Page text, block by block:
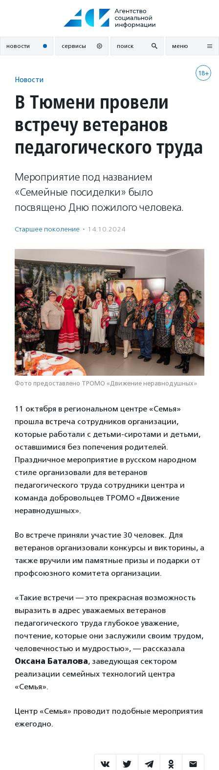
новости сервисы поиск меню
18+
Новости
В Тюмени провели
встречу ветеранов
педагогического труда
Мероприятие под названием
«Семейные посиделки» было
посвящено Дню пожилого человека.
Старшее поколение · 14.10.2024
Фото предоставлено ТРОМО «Движение неравнодушных»
11 октября в региональном центре «Семья»
прошла встреча сотрудников организации,
которые работали с детьми-сиротами и детьми,
оставшимися без попечения родителей.
Праздничное мероприятие в русском народном
стиле организовали для ветеранов
педагогического труда сотрудники центра и
команда добровольцев ТРОМО «Движение
неравнодушных».
Во встрече приняли участие 30 человек. Для
ветеранов организовали конкурсы и викторины, а
также вручили им памятные призы и подарки от
профсоюзного комитета организации.
«Такие встречи — это прекрасная возможность
выразить в адрес уважаемых ветеранов
педагогического труда глубокое уважение,
почтение, которые они заслужили своим трудом,
человечностью и мудростью», — рассказала
Оксана Баталова, заведующая сектором
реализации семейных технологий центра
«Семья».
Центр «Семья» проводит подобные мероприятия
ежегодно.